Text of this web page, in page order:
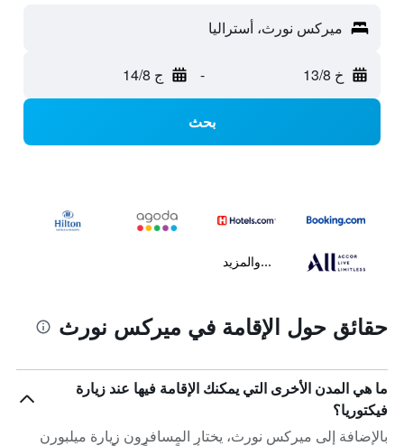
ميركس نورث، أستراليا
خ 13/8 - ج 14/8
بحث
...والمزيد
حقائق حول الإقامة في ميركس نورث
ما هي المدن الأخرى التي يمكنك الإقامة فيها عند زيارة
فيكتوريا؟
بالإضافة إلى ميركس نورث، يختار المسافرون زيارة ميلبورن